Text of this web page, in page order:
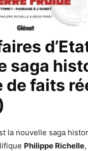
saga
de faits
la nouvelle saga
Philippe Richelle